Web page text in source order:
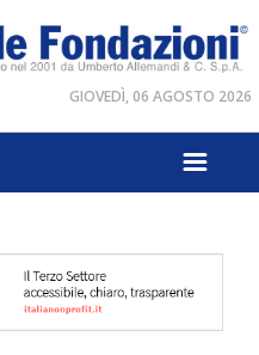
GIOVEDÌ, 06 AGOSTO 2026